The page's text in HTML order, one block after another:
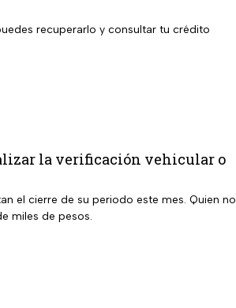
recuperarlo y consultar tu crédito
la verificación vehicular o
el cierre de su periodo este mes. Quien no
miles de pesos.